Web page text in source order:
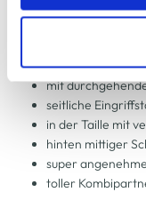
erlauben" bzw.
(einschließlich der
zu ändern oder zu
Cookie-Hinweis
abnehmbare
hoher
mit
seitliche
in der Taille mit
hinten mittiger
super
toller